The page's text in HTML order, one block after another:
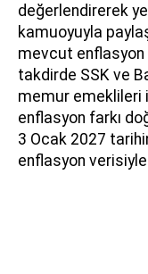
değerlendirerek
kamuoyuyla
mevcut enflasyon
takdirde SSK ve
memur emeklileri
enflasyon farkı
3 Ocak 2027
enflasyon